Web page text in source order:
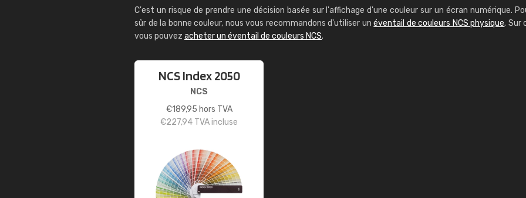
C'est un risque de prendre une décision basée sur l'affichage d'une couleur sur un écran numérique.
sûr de la bonne couleur, nous vous recommandons d'utiliser unéventail de couleurs NCS physique. Sur
vous pouvez acheter un éventail de couleurs NCS.
NCS Index 2050
NCS
€189,95 hors TVA
€227,94 TVA incluse